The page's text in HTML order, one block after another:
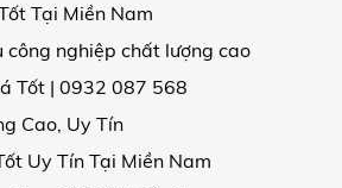
Tại Miền Nam
công nghiệp chất lượng cao
Tốt | 0932 087 568
Cao, Uy Tín
Uy Tín Tại Miền Nam